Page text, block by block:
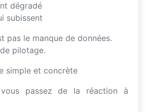
dégradé
subissent
pas le manque de données.
pilotage.
simple et concrète
passez de la réaction à